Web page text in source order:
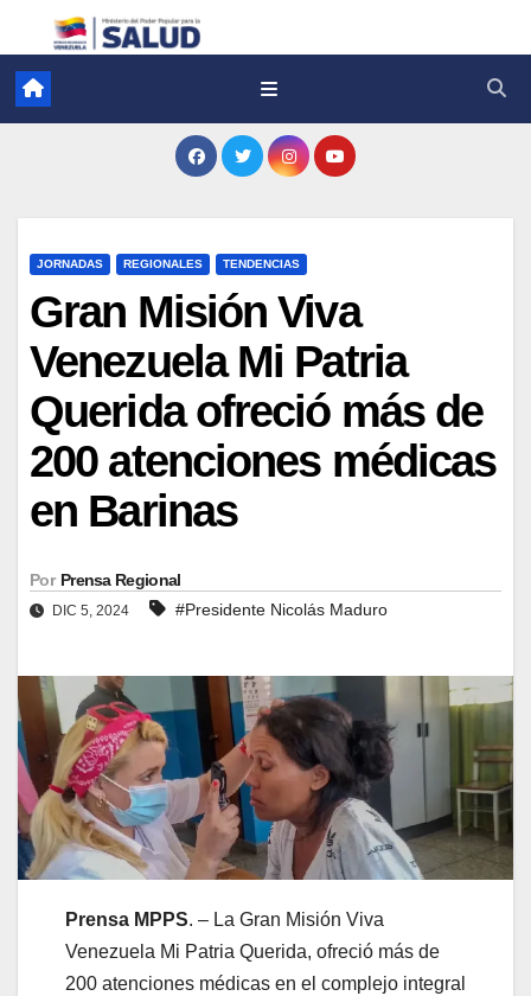
JORNADAS REGIONALES TENDENCIAS
Gran Misión Viva
Venezuela Mi Patria
Querida ofreció más de
200 atenciones médicas
en Barinas
Por Prensa Regional
DIC 5, 2024 #Presidente Nicolás Maduro
Prensa MPPS. – La Gran Misión Viva
Venezuela Mi Patria Querida, ofreció más de
200 atenciones médicas en el complejo integral